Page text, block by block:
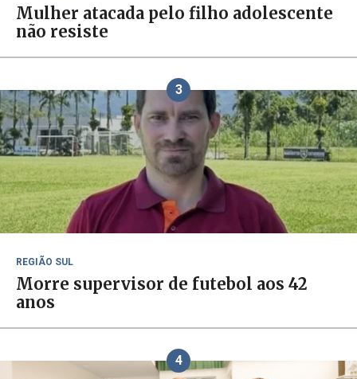
Mulher atacada pelo filho adolescente
não resiste
3
REGIÃO SUL
Morre supervisor de futebol aos 42
anos
4